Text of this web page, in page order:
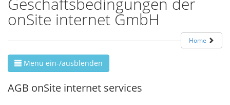
onSite internet GmbH
Home
Menü ein-/ausblenden
AGB onSite internet services